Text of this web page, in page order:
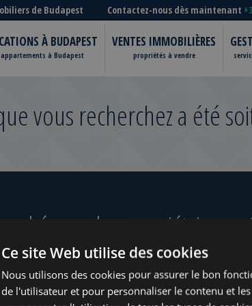
de Budapest Contactez-nous dès maintenant
À BUDAPEST
appartements à Budapest
VENTES IMMOBILIÈRES
propriétés à vendre
vous recherchez a été
pour les propriétaires
at the End of August
Investor in 2026?
Ce site Web utilise des cookies
Nous utilisons des cookies pour assurer le bon
de l'utilisateur et pour personnaliser le contenu et